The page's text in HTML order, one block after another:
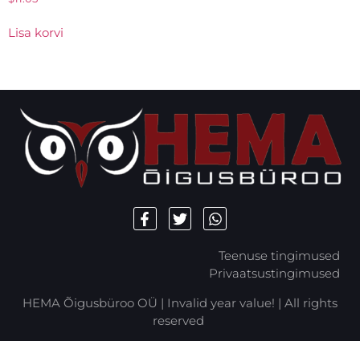
Lisa korvi
Teenuse tingimused
Privaatsustingimused
HEMA Õigusbüroo OÜ | Invalid year value! | All rights
reserved